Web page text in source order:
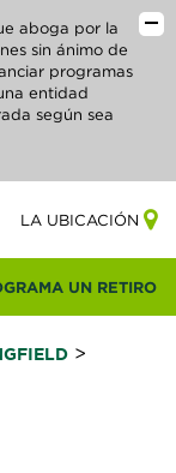
aboga por la
sin ánimo de
programas
entidad
según sea
LA UBICACIÓN
UN RETIRO
>